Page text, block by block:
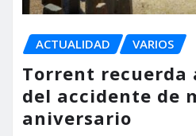
ACTUALIDAD VARIOS
Torrent recuerda
del accidente de
aniversario